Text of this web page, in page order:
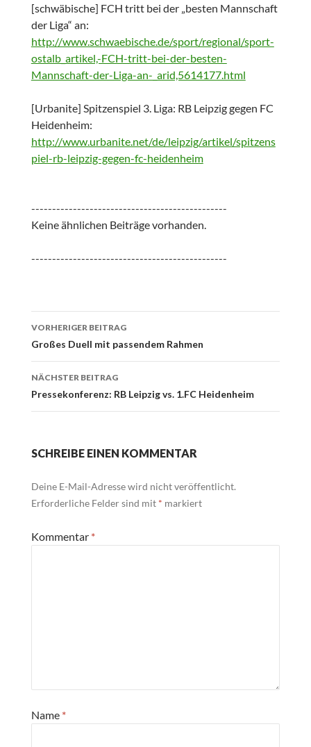
[schwäbische] FCH tritt bei der „besten Mannschaft
der Liga“ an:
http://www.schwaebische.de/sport/regional/sport-
ostalb_artikel,-FCH-tritt-bei-der-besten-
Mannschaft-der-Liga-an-_arid,5614177.html
[Urbanite] Spitzenspiel 3. Liga: RB Leipzig gegen FC
Heidenheim:
http://www.urbanite.net/de/leipzig/artikel/spitzens
piel-rb-leipzig-gegen-fc-heidenheim
-----------------------------------------------
Keine ähnlichen Beiträge vorhanden.
-----------------------------------------------
Beitrags-
Navigation
VORHERIGER BEITRAG
Großes Duell mit passendem Rahmen
NÄCHSTER BEITRAG
Pressekonferenz: RB Leipzig vs. 1.FC Heidenheim
SCHREIBE EINEN KOMMENTAR
Deine E-Mail-Adresse wird nicht veröffentlicht.
Erforderliche Felder sind mit * markiert
Kommentar *
Name *